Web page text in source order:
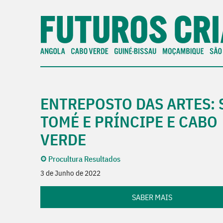
ENTREPOSTO DAS ARTES:
TOMÉ E PRÍNCIPE E CABO
VERDE
Procultura Resultados
3 de Junho de 2022
SABER MAIS